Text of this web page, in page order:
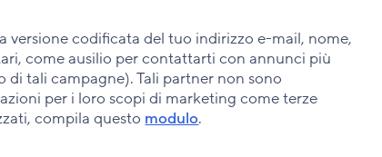
versione codificata del tuo indirizzo e-mail, nome,
come ausilio per contattarti con annunci più
di tali campagne). Tali partner non sono
per i loro scopi di marketing come terze
compila questo modulo.